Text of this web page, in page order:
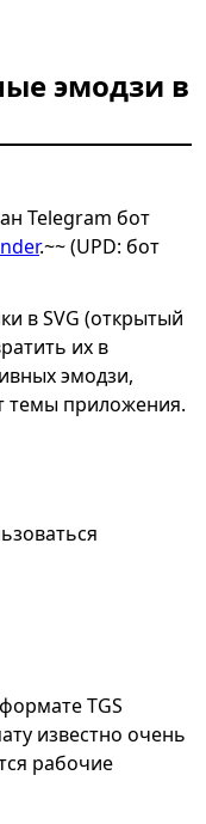
эмодзи в
Telegram бот
.~~ (UPD: бот
в SVG (открытый
их в
эмодзи,
темы приложения.
TGS
известно очень
рабочие